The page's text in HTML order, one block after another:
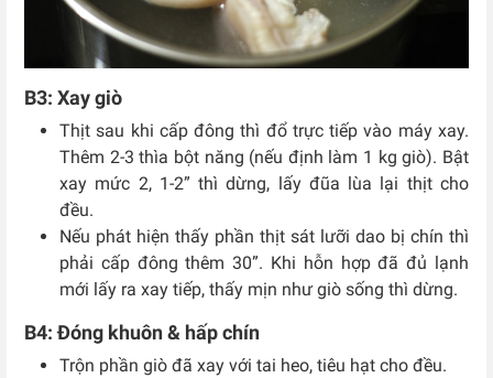
B3: Xay giò
Thịt sau khi cấp đông thì đổ trực tiếp vào máy xay.
Thêm 2-3 thìa bột năng (nếu định làm 1 kg giò). Bật
xay mức 2, 1-2” thì dừng, lấy đũa lùa lại thịt cho
đều.
Nếu phát hiện thấy phần thịt sát lưỡi dao bị chín thì
phải cấp đông thêm 30”. Khi hỗn hợp đã đủ lạnh
mới lấy ra xay tiếp, thấy mịn như giò sống thì dừng.
B4: Đóng khuôn & hấp chín
Trộn phần giò đã xay với tai heo, tiêu hạt cho đều.